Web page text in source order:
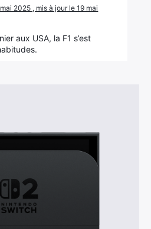
2025 , mis à jour le 19 mai
aux USA, la F1 s’est